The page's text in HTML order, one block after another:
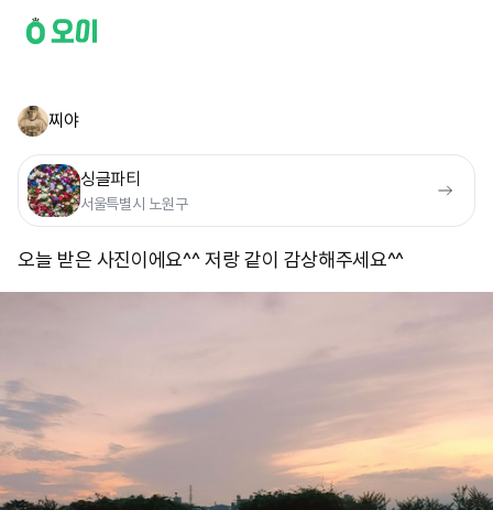
찌야
싱글파티
서울특별시 노원구
오늘 받은 사진이에요^^ 저랑 같이 감상해주세요^^